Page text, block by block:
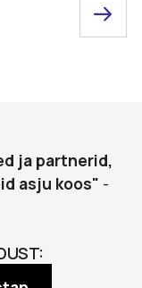
ja partnerid,
asju koos" -